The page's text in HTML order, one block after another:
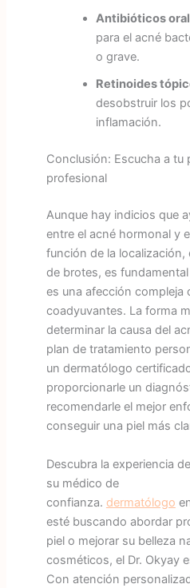
Antibióticos
para el acné
o grave.
Retinoides
desobstruir los
inflamación.
Conclusión: Escucha a tu
profesional
Aunque hay indicios que
entre el acné hormonal y
función de la
de brotes, es
es una afección compleja
coadyuvantes. La forma
determinar la causa del
plan de tratamiento
un dermatólogo
proporcionarle un
recomendarle el mejor
conseguir una piel más
Descubra la experiencia
su médico de
confianza. dermatólogo
esté buscando abordar
piel o mejorar su belleza
cosméticos, el Dr. Okyay
Con atención